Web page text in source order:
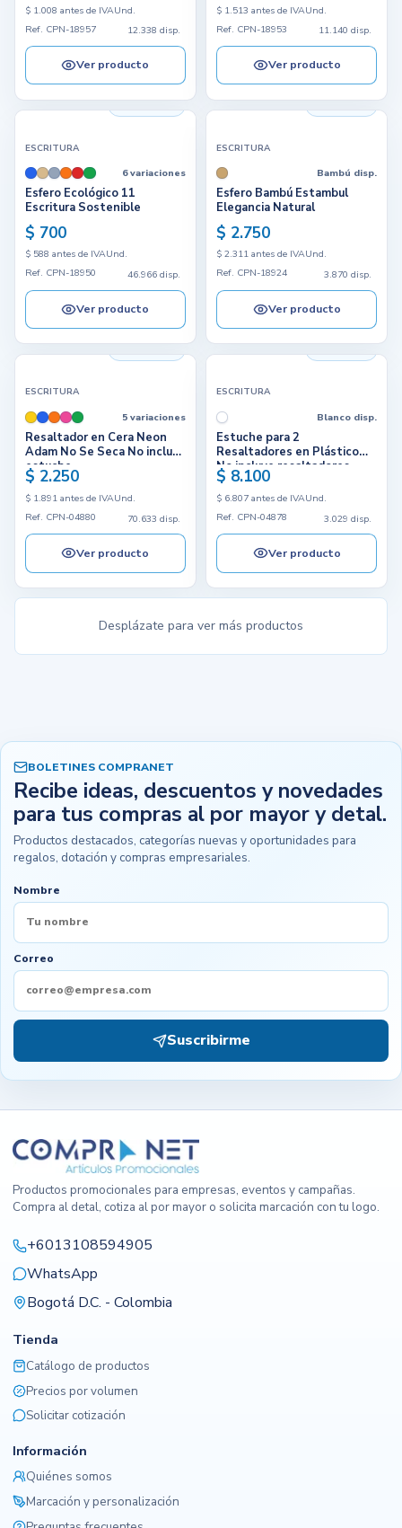
$ 1.008 antes de IVAUnd.
Ref. CPN-18957
12.338 disp.
Ver producto
$ 1.513 antes de IVAUnd.
Ref. CPN-18953
11.140 disp.
Ver producto
46.966 disp.
ESCRITURA
6 variaciones
Esfero Ecológico 11
Escritura Sostenible
$ 700
$ 588 antes de IVAUnd.
Ref. CPN-18950
46.966 disp.
Ver producto
3.870 disp.
ESCRITURA
Bambú disp.
Esfero Bambú Estambul
Elegancia Natural
$ 2.750
$ 2.311 antes de IVAUnd.
Ref. CPN-18924
3.870 disp.
Ver producto
ESCRITURA
5 variaciones
Resaltador en Cera Neon
Adam No Se Seca No incluye
estuche
$ 2.250
$ 1.891 antes de IVAUnd.
Ref. CPN-04880
70.633 disp.
Ver producto
ESCRITURA
Blanco disp.
Estuche para 2
Resaltadores en Plástico
No incluye resaltadores
$ 8.100
$ 6.807 antes de IVAUnd.
Ref. CPN-04878
3.029 disp.
Ver producto
Desplázate para ver más productos
BOLETINES COMPRANET
Recibe ideas, descuentos y novedades
para tus compras al por mayor y detal.
Productos destacados, categorías nuevas y oportunidades para
regalos, dotación y compras empresariales.
Nombre
Correo
Suscribirme
Productos promocionales para empresas, eventos y campañas.
Compra al detal, cotiza al por mayor o solicita marcación con tu logo.
+6013108594905
WhatsApp
Bogotá D.C. - Colombia
Tienda
Catálogo de productos
Precios por volumen
Solicitar cotización
Información
Quiénes somos
Marcación y personalización